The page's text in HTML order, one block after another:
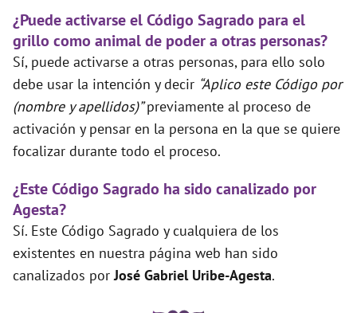
¿Puede activarse el Código Sagrado para el
grillo como animal de poder a otras personas?
Sí, puede activarse a otras personas, para ello solo
debe usar la intención y decir “Aplico este Código por
(nombre y apellidos)”previamente al proceso de
activación y pensar en la persona en la que se quiere
focalizar durante todo el proceso.
¿Este Código Sagrado ha sido canalizado por
Agesta?
Sí. Este Código Sagrado y cualquiera de los
existentes en nuestra página web han sido
canalizados porJosé Gabriel Uribe-Agesta.